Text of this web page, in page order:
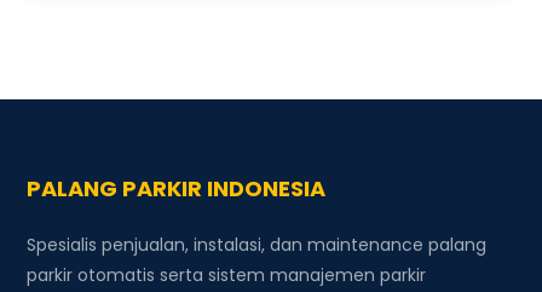
PALANG PARKIR INDONESIA
Spesialis penjualan, instalasi, dan maintenance palang
parkir otomatis serta sistem manajemen parkir